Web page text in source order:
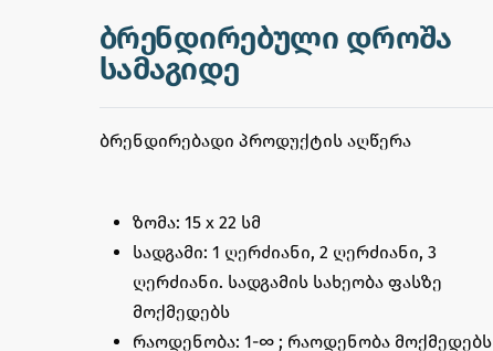
ბრენდირებული დროშა
სამაგიდე
ᲑᲠᲔᲜᲓᲘᲠᲔᲑᲐᲓᲘ ᲞᲠᲝᲓᲣᲥᲢᲘᲡ ᲐᲦᲬᲔᲠᲐ
ზომა: 15 x 22 სმ
სადგამი: 1 ღერძიანი, 2 ღერძიანი, 3
ღერძიანი. სადგამის სახეობა ფასზე
მოქმედებს
რაოდენობა: 1-∞ ; რაოდენობა მოქმედებს